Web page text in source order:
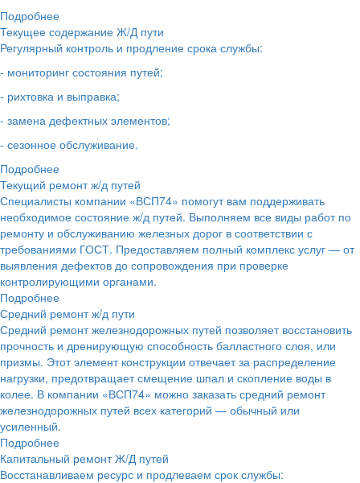
Подробнее
Текущее содержание Ж/Д пути
Регулярный контроль и продление срока службы:
- мониторинг состояния путей;
- рихтовка и выправка;
- замена дефектных элементов;
- сезонное обслуживание.
Подробнее
Текущий ремонт ж/д путей
Специалисты компании «ВСП74» помогут вам поддерживать
необходимое состояние ж/д путей. Выполняем все виды работ по
ремонту и обслуживанию железных дорог в соответствии с
требованиями ГОСТ. Предоставляем полный комплекс услуг — от
выявления дефектов до сопровождения при проверке
контролирующими органами.
Подробнее
Средний ремонт ж/д пути
Средний ремонт железнодорожных путей позволяет восстановить
прочность и дренирующую способность балластного слоя, или
призмы. Этот элемент конструкции отвечает за распределение
нагрузки, предотвращает смещение шпал и скопление воды в
колее. В компании «ВСП74» можно заказать средний ремонт
железнодорожных путей всех категорий — обычный или
усиленный.
Подробнее
Капитальный ремонт Ж/Д путей
Восстанавливаем ресурс и продлеваем срок службы: